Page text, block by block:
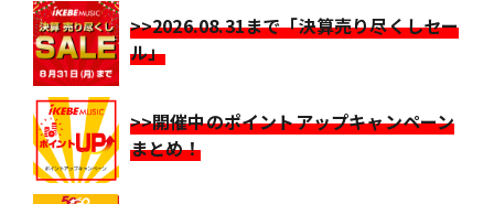
>>2026.08.31まで「決算売り尽くしセー
ル」
>>開催中のポイントアップキャンペーン
まとめ！